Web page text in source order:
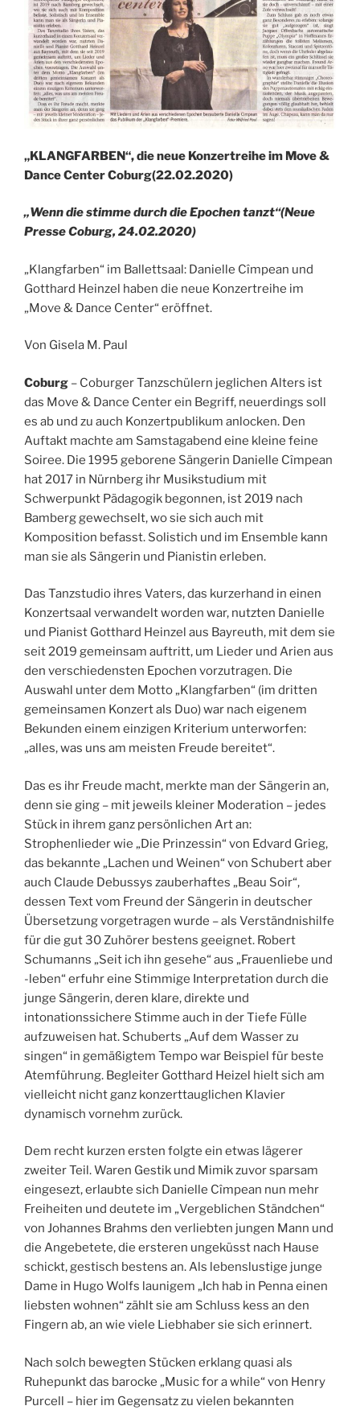
„KLANGFARBEN“, die neue Konzertreihe im Move &
Dance Center Coburg(22.02.2020)
„Wenn die stimme durch die Epochen tanzt“(Neue
Presse Coburg, 24.02.2020)
„Klangfarben“ im Ballettsaal: Danielle Cîmpean und
Gotthard Heinzel haben die neue Konzertreihe im
„Move & Dance Center“ eröffnet.
Von Gisela M. Paul
Coburg – Coburger Tanzschülern jeglichen Alters ist
das Move & Dance Center ein Begriff, neuerdings soll
es ab und zu auch Konzertpublikum anlocken. Den
Auftakt machte am Samstagabend eine kleine feine
Soiree. Die 1995 geborene Sängerin Danielle Cîmpean
hat 2017 in Nürnberg ihr Musikstudium mit
Schwerpunkt Pädagogik begonnen, ist 2019 nach
Bamberg gewechselt, wo sie sich auch mit
Komposition befasst. Solistich und im Ensemble kann
man sie als Sängerin und Pianistin erleben.
Das Tanzstudio ihres Vaters, das kurzerhand in einen
Konzertsaal verwandelt worden war, nutzten Danielle
und Pianist Gotthard Heinzel aus Bayreuth, mit dem sie
seit 2019 gemeinsam auftritt, um Lieder und Arien aus
den verschiedensten Epochen vorzutragen. Die
Auswahl unter dem Motto „Klangfarben“ (im dritten
gemeinsamen Konzert als Duo) war nach eigenem
Bekunden einem einzigen Kriterium unterworfen:
„alles, was uns am meisten Freude bereitet“.
Das es ihr Freude macht, merkte man der Sängerin an,
denn sie ging – mit jeweils kleiner Moderation – jedes
Stück in ihrem ganz persönlichen Art an:
Strophenlieder wie „Die Prinzessin“ von Edvard Grieg,
das bekannte „Lachen und Weinen“ von Schubert aber
auch Claude Debussys zauberhaftes „Beau Soir“,
dessen Text vom Freund der Sängerin in deutscher
Übersetzung vorgetragen wurde – als Verständnishilfe
für die gut 30 Zuhörer bestens geeignet. Robert
Schumanns „Seit ich ihn gesehe“ aus „Frauenliebe und
-leben“ erfuhr eine Stimmige Interpretation durch die
junge Sängerin, deren klare, direkte und
intonationssichere Stimme auch in der Tiefe Fülle
aufzuweisen hat. Schuberts „Auf dem Wasser zu
singen“ in gemäßigtem Tempo war Beispiel für beste
Atemführung. Begleiter Gotthard Heizel hielt sich am
vielleicht nicht ganz konzerttauglichen Klavier
dynamisch vornehm zurück.
Dem recht kurzen ersten folgte ein etwas lägerer
zweiter Teil. Waren Gestik und Mimik zuvor sparsam
eingesezt, erlaubte sich Danielle Cîmpean nun mehr
Freiheiten und deutete im „Vergeblichen Ständchen“
von Johannes Brahms den verliebten jungen Mann und
die Angebetete, die ersteren ungeküsst nach Hause
schickt, gestisch bestens an. Als lebenslustige junge
Dame in Hugo Wolfs launigem „Ich hab in Penna einen
liebsten wohnen“ zählt sie am Schluss kess an den
Fingern ab, an wie viele Liebhaber sie sich erinnert.
Nach solch bewegten Stücken erklang quasi als
Ruhepunkt das barocke „Music for a while“ von Henry
Purcell – hier im Gegensatz zu vielen bekannten